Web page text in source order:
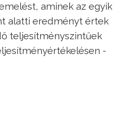
aminek az egyik
alatti eredményt értek
teljesítményszintűek
-